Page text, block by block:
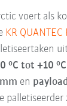
voert als
KR QUANTEC
°C tot +10 °C
en